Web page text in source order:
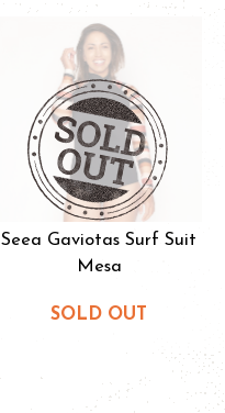
Seea Gaviotas Surf Suit
Mesa
SOLD OUT